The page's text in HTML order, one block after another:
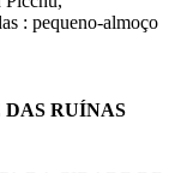
: pequeno-almoço
RUÍNAS